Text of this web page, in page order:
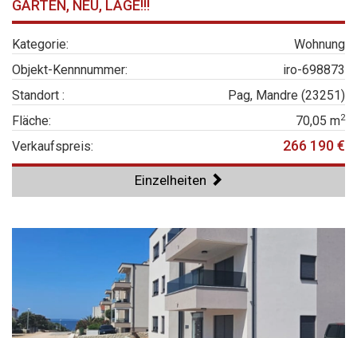
GARTEN, NEU, LAGE!!!
Kategorie:
Wohnung
Objekt-Kennnummer:
iro-698873
Standort :
Pag, Mandre (23251)
Fläche:
70,05 m2
Verkaufspreis: 266 190 €
Einzelheiten